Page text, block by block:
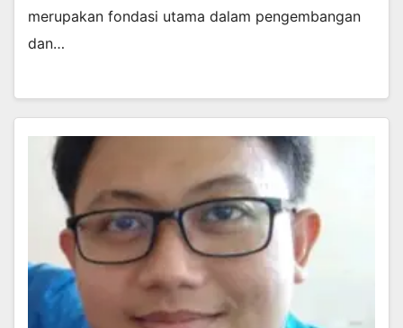
merupakan fondasi utama dalam pengembangan
dan…